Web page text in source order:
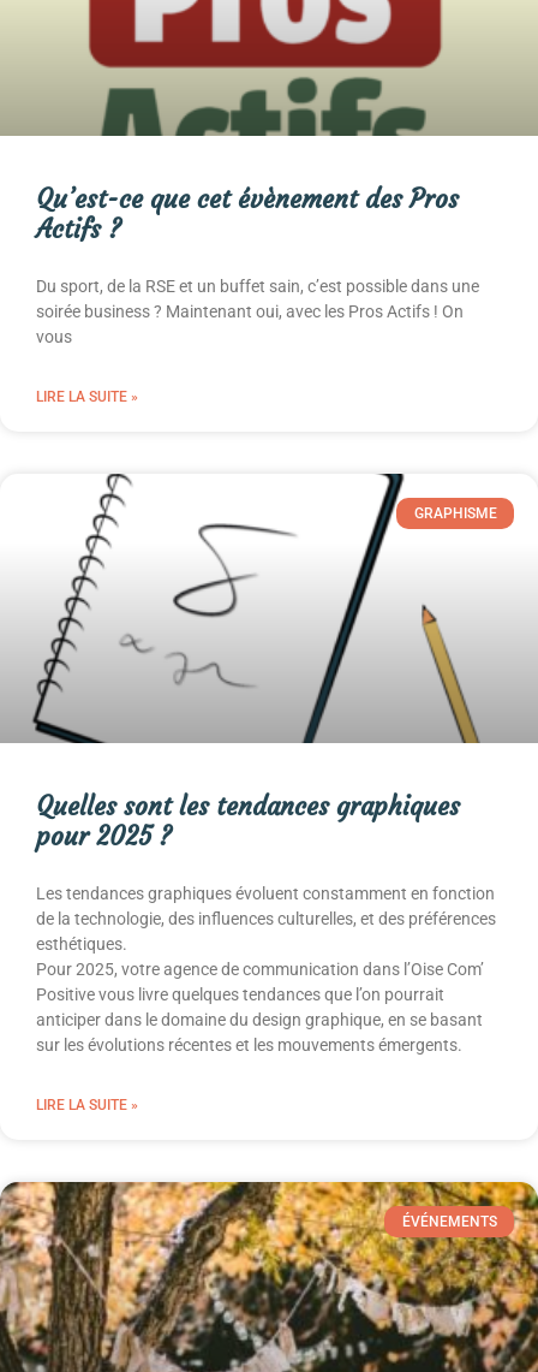
Qu’est-ce que cet évènement des Pros
Actifs ?
Du sport, de la RSE et un buffet sain, c’est possible dans une
soirée business ? Maintenant oui, avec les Pros Actifs ! On
vous
LIRE LA SUITE »
GRAPHISME
Quelles sont les tendances graphiques
pour 2025 ?
Les tendances graphiques évoluent constamment en fonction
de la technologie, des influences culturelles, et des préférences
esthétiques.
Pour 2025, votre agence de communication dans l’Oise Com’
Positive vous livre quelques tendances que l’on pourrait
anticiper dans le domaine du design graphique, en se basant
sur les évolutions récentes et les mouvements émergents.
LIRE LA SUITE »
ÉVÉNEMENTS